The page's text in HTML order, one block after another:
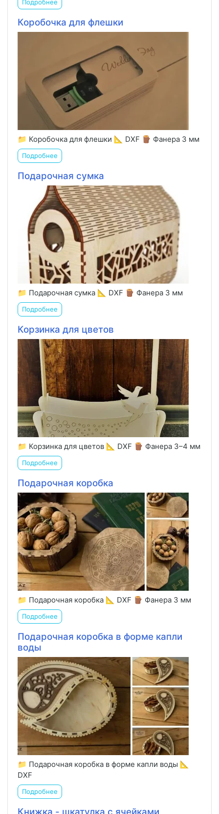
Подробнее
Коробочка для флешки
📁 Коробочка для флешки 📐 DXF 🪵 Фанера 3 мм
Подробнее
Подарочная сумка
📁 Подарочная сумка 📐 DXF 🪵 Фанера 3 мм
Подробнее
Корзинка для цветов
📁 Корзинка для цветов 📐 DXF 🪵 Фанера 3–4 мм
Подробнее
Подарочная коробка
📁 Подарочная коробка 📐 DXF 🪵 Фанера 3 мм
Подробнее
Подарочная коробка в форме капли
воды
📁 Подарочная коробка в форме капли воды 📐
DXF
Подробнее